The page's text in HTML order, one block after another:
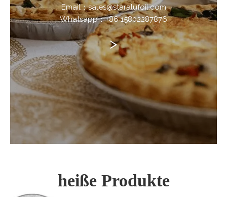
Email：sales@staralufoil.com
Whatsapp：+86 15802287876
>
heiße Produkte